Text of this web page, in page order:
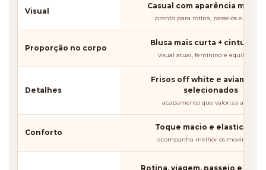
Visual
Casual com aparência
pronto para rotina, passeios e viagens
Proporção no corpo
Blusa mais curta + cintura
visual atual, feminino e equilibrado
Detalhes
Frisos off white e
selecionados
acabamento que valoriza a peça
Conforto
Toque macio e elasticidade
acompanha melhor os movimentos
Rotina, viagem, passeio e